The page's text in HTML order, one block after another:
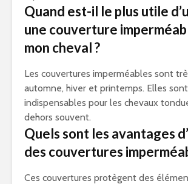
Quand est-il le plus utile
une couverture
mon cheval ?
Les couvertures imperméables sont
automne, hiver et printemps. Elles sont
indispensables pour les chevaux
dehors souvent.
Quels sont les avantages
des couvertures
Ces couvertures protègent des